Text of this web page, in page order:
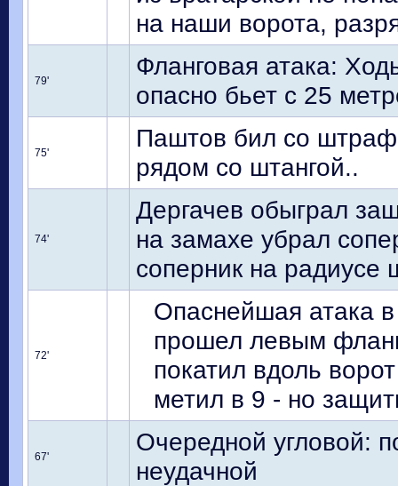
на наши ворота,
79'
Фланговая атака:
опасно бьет с 25
75'
Паштов бил со
рядом со штангой..
74'
Дергачев обыграл
на замахе убрал
соперник на радиусе
72'
Опаснейшая атака
прошел левым
покатил вдоль
метил в 9 - но
67'
Очередной угловой:
неудачной